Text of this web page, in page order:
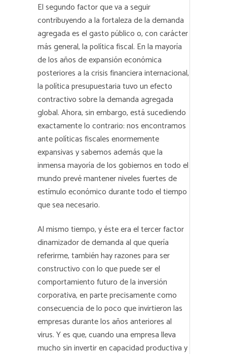
El segundo factor que va a seguir
contribuyendo a la fortaleza de la demanda
agregada es el gasto público o, con carácter
más general, la política fiscal. En la mayoría
de los años de expansión económica
posteriores a la crisis financiera internacional,
la política presupuestaria tuvo un efecto
contractivo sobre la demanda agregada
global. Ahora, sin embargo, está sucediendo
exactamente lo contrario: nos encontramos
ante políticas fiscales enormemente
expansivas y sabemos además que la
inmensa mayoría de los gobiernos en todo el
mundo prevé mantener niveles fuertes de
estímulo económico durante todo el tiempo
que sea necesario.
Al mismo tiempo, y éste era el tercer factor
dinamizador de demanda al que quería
referirme, también hay razones para ser
constructivo con lo que puede ser el
comportamiento futuro de la inversión
corporativa, en parte precisamente como
consecuencia de lo poco que invirtieron las
empresas durante los años anteriores al
virus. Y es que, cuando una empresa lleva
mucho sin invertir en capacidad productiva y